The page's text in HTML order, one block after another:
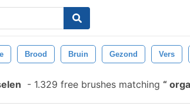
Brood Bruin Gezond Vers
- 1.329 free brushes matching